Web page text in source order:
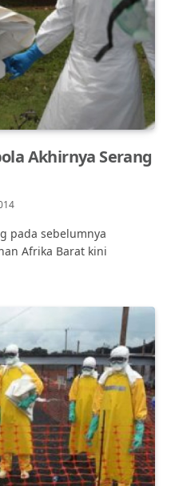
Akhirnya Serang
pada sebelumnya
Afrika Barat kini